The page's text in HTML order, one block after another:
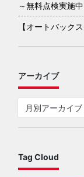
～無料点検実施中
【オートバック
アーカイブ
月別アーカイブ
Tag Cloud